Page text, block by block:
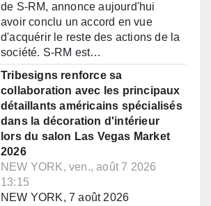
de S-RM, annonce aujourd'hui
avoir conclu un accord en vue
d'acquérir le reste des actions de la
société. S-RM est…
Tribesigns renforce sa
collaboration avec les principaux
détaillants américains spécialisés
dans la décoration d'intérieur
lors du salon Las Vegas Market
2026
NEW YORK, ven., août 7 2026
13:15
NEW YORK, 7 août 2026